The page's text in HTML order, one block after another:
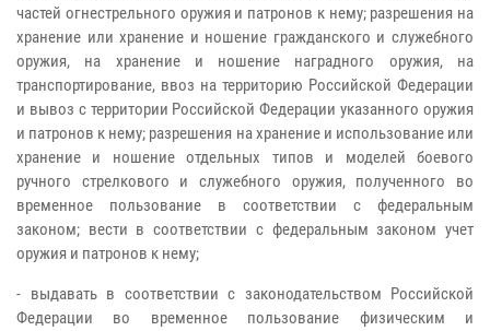
частей огнестрельного оружия и патронов к нему; разрешения на
хранение или хранение и ношение гражданского и служебного
оружия, на хранение и ношение наградного оружия, на
транспортирование, ввоз на территорию Российской Федерации
и вывоз с территории Российской Федерации указанного оружия
и патронов к нему; разрешения на хранение и использование или
хранение и ношение отдельных типов и моделей боевого
ручного стрелкового и служебного оружия, полученного во
временное пользование в соответствии с федеральным
законом; вести в соответствии с федеральным законом учет
оружия и патронов к нему;
- выдавать в соответствии с законодательством Российской
Федерации во временное пользование физическим и